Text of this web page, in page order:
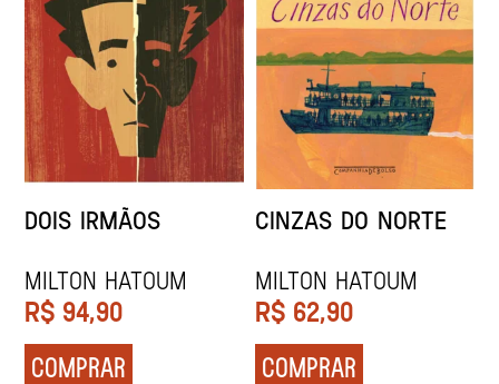
DOIS IRMÃOS
MILTON HATOUM
R$ 94,90
COMPRAR
CINZAS DO NORTE
MILTON HATOUM
R$ 62,90
COMPRAR